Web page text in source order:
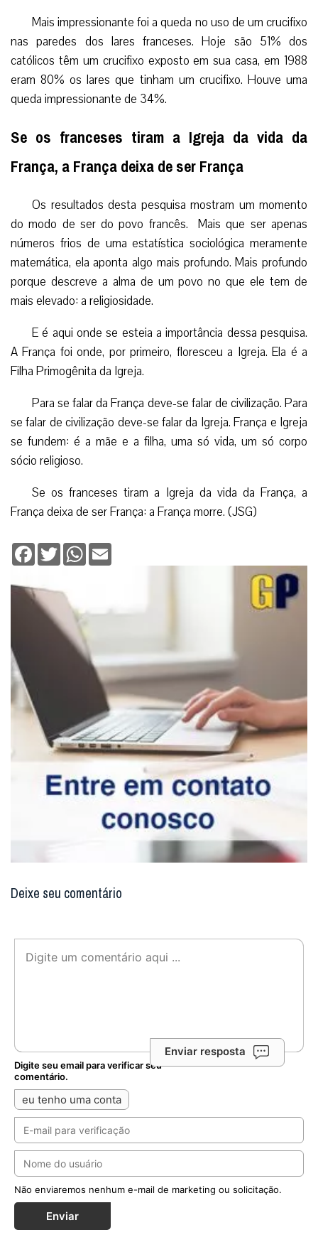
Mais impressionante foi a queda no uso de um crucifixo
nas paredes dos lares franceses. Hoje são 51% dos
católicos têm um crucifixo exposto em sua casa, em 1988
eram 80% os lares que tinham um crucifixo. Houve uma
queda impressionante de 34%.
Se os franceses tiram a Igreja da vida da
França, a França deixa de ser França
Os resultados desta pesquisa mostram um momento
do modo de ser do povo francês. Mais que ser apenas
números frios de uma estatística sociológica meramente
matemática, ela aponta algo mais profundo. Mais profundo
porque descreve a alma de um povo no que ele tem de
mais elevado: a religiosidade.
E é aqui onde se esteia a importância dessa pesquisa.
A França foi onde, por primeiro, floresceu a Igreja. Ela é a
Filha Primogênita da Igreja.
Para se falar da França deve-se falar de civilização. Para
se falar de civilização deve-se falar da Igreja. França e Igreja
se fundem: é a mãe e a filha, uma só vida, um só corpo
sócio religioso.
Se os franceses tiram a Igreja da vida da França, a
França deixa de ser França: a França morre. (JSG)
Facebook
TwitterWhatsApp
Deixe seu comentário
Enviar resposta
Digite seu email para verificar seu
comentário.
eu tenho uma conta
Não enviaremos nenhum e-mail de marketing ou solicitação.
Enviar